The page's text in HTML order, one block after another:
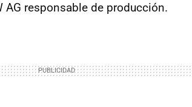
responsable de producción.